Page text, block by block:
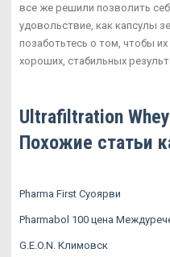
все же решили позволить
удовольствие, как капсулы
позаботьтесь о том, чтобы
хороших, стабильных
Ultrafiltration
Похожие статьи
Pharma First Суоярви
Pharmabol 100 цена
G.E.O.N. Климовск